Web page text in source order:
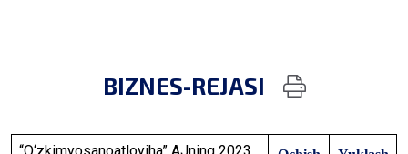
BIZNES-REJASI